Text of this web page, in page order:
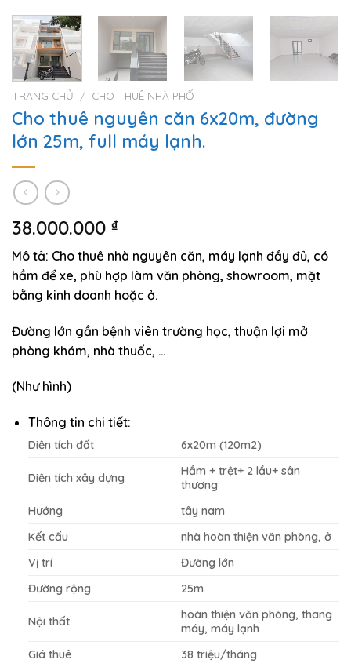
TRANG CHỦ / CHO THUÊ NHÀ PHỐ
Cho thuê nguyên căn 6x20m, đường
lớn 25m, full máy lạnh.
38.000.000 ₫
Mô tả: Cho thuê nhà nguyên căn, máy lạnh đầy đủ, có
hầm để xe, phù hợp làm văn phòng, showroom, mặt
bằng kinh doanh hoặc ở.
Đường lớn gần bệnh viên trường học, thuận lợi mở
phòng khám, nhà thuốc, …
(Như hình)
Thông tin chi tiết:
Diện tích đất 6x20m (120m2)
Diện tích xây dựng
Hầm + trệt+ 2 lầu+ sân
thượng
Hướng
tây nam
Kết cấu
nhà hoàn thiện văn phòng, ở
Vị trí
Đường lớn
Đường rộng
25m
Nội thất
hoàn thiện văn phòng, thang
máy, máy lạnh
Giá thuê
38 triệu/tháng